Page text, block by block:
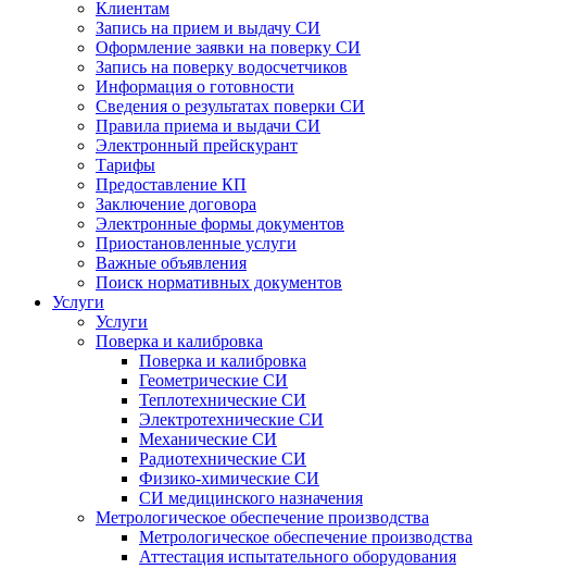
Клиентам
Запись на прием и выдачу СИ
Оформление заявки на поверку СИ
Запись на поверку водосчетчиков
Информация о готовности
Сведения о результатах поверки СИ
Правила приема и выдачи СИ
Электронный прейскурант
Тарифы
Предоставление КП
Заключение договора
Электронные формы документов
Приостановленные услуги
Важные объявления
Поиск нормативных документов
Услуги
Услуги
Поверка и калибровка
Поверка и калибровка
Геометрические СИ
Теплотехнические СИ
Электротехнические СИ
Механические СИ
Радиотехнические СИ
Физико-химические СИ
СИ медицинского назначения
Метрологическое обеспечение производства
Метрологическое обеспечение производства
Аттестация испытательного оборудования